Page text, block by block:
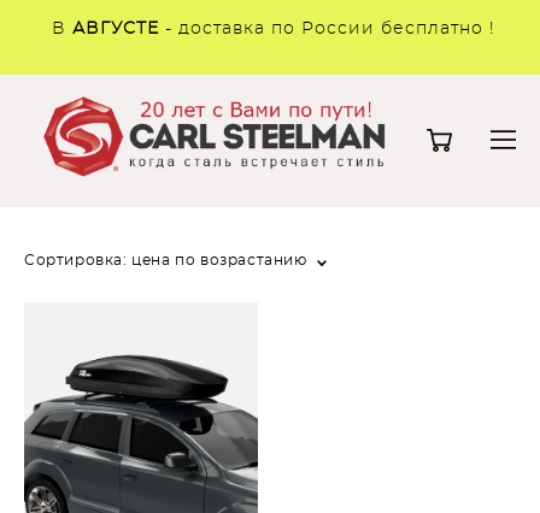
В АВГУСТЕ - доставка по России бесплатно !
Сортировка: цена по возрастанию